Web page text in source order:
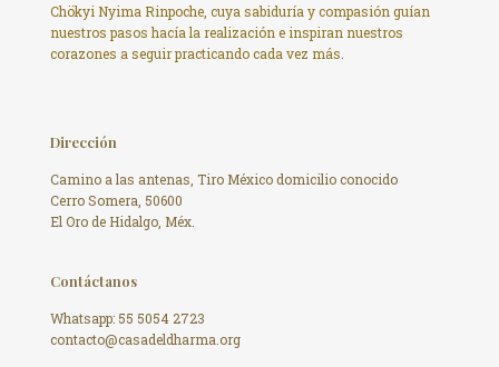
Chökyi Nyima Rinpoche, cuya sabiduría y compasión guían
nuestros pasos hacía la realización e inspiran nuestros
corazones a seguir practicando cada vez más.
Dirección
Camino a las antenas, Tiro México domicilio conocido
Cerro Somera, 50600
El Oro de Hidalgo, Méx.
Contáctanos
Whatsapp: 55 5054 2723
contacto@casadeldharma.org ​